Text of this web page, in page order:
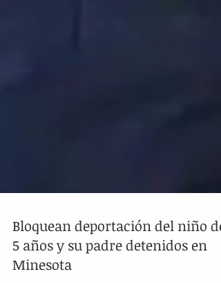
Bloquean deportación del niño de
5 años y su padre detenidos en